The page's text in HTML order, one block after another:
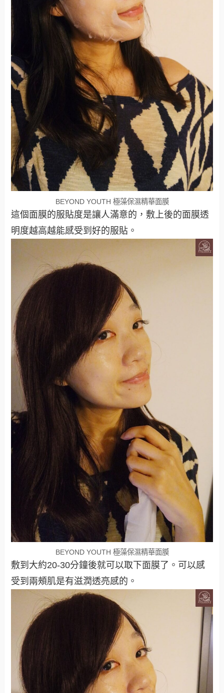
BEYOND YOUTH 極藻保濕精華面膜
這個面膜的服貼度是讓人滿意的，敷上後的面膜透
明度越高越能感受到好的服貼。
BEYOND YOUTH 極藻保濕精華面膜
敷到大約20-30分鐘後就可以取下面膜了。可以感
受到兩頰肌是有滋潤透亮感的。